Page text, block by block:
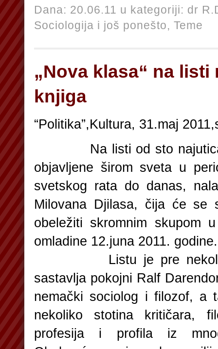
Dana: 20.06.11 u kategoriji: dr
Sociologija i još ponešto, Teme
„Nova klasa“ na
knjiga
“Politika”,Kultura, 31.maj
Na listi od sto
objavljene širom sveta u
svetskog rata do danas,
Milovana Djilasa, čija će se
obeležiti skromnim skupom
omladine 12.juna 2011. godine.
Listu je pre nekoliko
sastavlja pokojni Ralf
nemački sociolog i filozof, a
nekoliko stotina kritičara,
profesija i profila iz